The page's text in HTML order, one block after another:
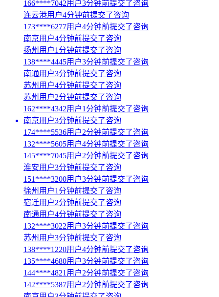
166****7042用户3分钟前提交了咨询
连云港用户4分钟前提交了咨询
173****6277用户4分钟前提交了咨询
南京用户4分钟前提交了咨询
扬州用户1分钟前提交了咨询
138****4445用户3分钟前提交了咨询
南通用户3分钟前提交了咨询
苏州用户4分钟前提交了咨询
苏州用户2分钟前提交了咨询
162****4342用户1分钟前提交了咨询
南京用户3分钟前提交了咨询
174****5536用户2分钟前提交了咨询
132****5605用户4分钟前提交了咨询
145****7045用户2分钟前提交了咨询
淮安用户3分钟前提交了咨询
151****3200用户3分钟前提交了咨询
徐州用户1分钟前提交了咨询
宿迁用户2分钟前提交了咨询
南通用户4分钟前提交了咨询
132****3022用户3分钟前提交了咨询
苏州用户3分钟前提交了咨询
138****1220用户4分钟前提交了咨询
135****4680用户3分钟前提交了咨询
144****4821用户2分钟前提交了咨询
142****5387用户2分钟前提交了咨询